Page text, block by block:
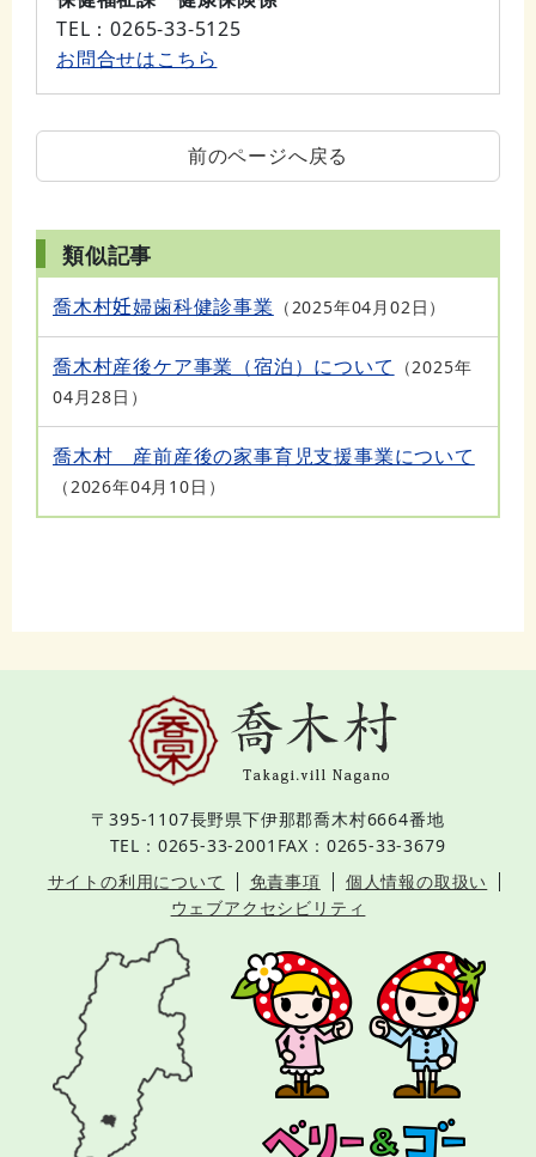
TEL ：0265-33-5125
お問合せはこちら
前のページへ戻る
類似記事
喬木村妊婦歯科健診事業 2025年04月02日
喬木村産後ケア事業（宿泊）について
2025年
04月28日
喬木村 産前産後の家事育児支援事業について
2026年04月10日
〒395-1107長野県下伊那郡喬木村6664番地
TEL：0265-33-2001 FAX：0265-33-3679
サイトの利用について
免責事項
個人情報の取扱い
ウェブアクセシビリティ